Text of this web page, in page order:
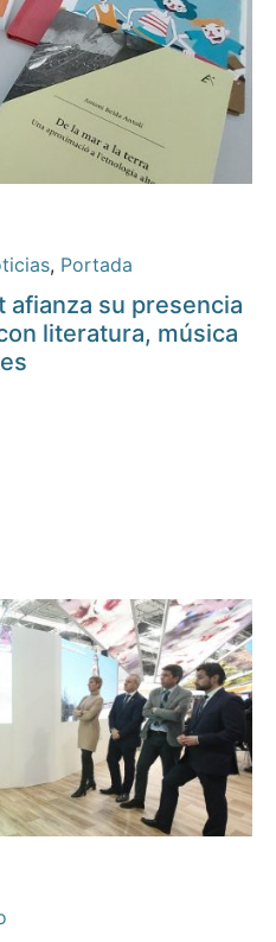
, Portada
su presencia
literatura, música